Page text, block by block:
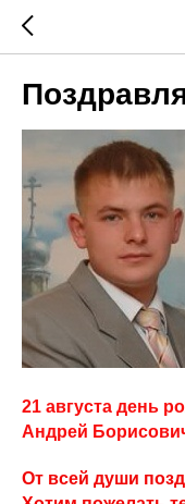
21 августа день
Андрей
От всей души